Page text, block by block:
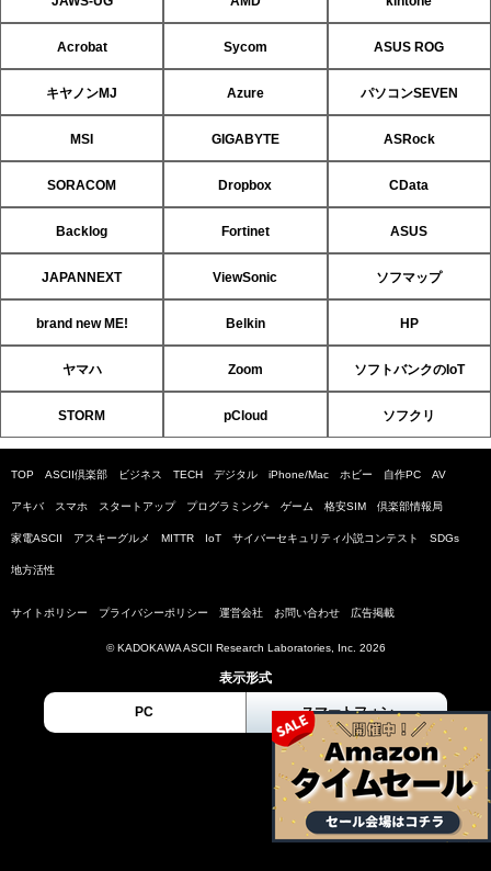
Acrobat Sycom ASUS ROG
キヤノンMJ Azure パソコンSEVEN
MSI GIGABYTE ASRock
SORACOM Dropbox CData
Backlog Fortinet ASUS
JAPANNEXT ViewSonic ソフマップ
brand new ME! Belkin HP
ヤマハ Zoom ソフトバンクのIoT
STORM pCloud ソフクリ
TOP ASCII倶楽部 ビジネス TECH デジタル iPhone/Mac ホビー 自作PC AV
アキバ スマホ スタートアップ プログラミング+ ゲーム 格安SIM 倶楽部情報局
家電ASCII アスキーグルメ MITTR IoT サイバーセキュリティ小説コンテスト SDGs
地方活性
サイトポリシー プライバシーポリシー 運営会社 お問い合わせ 広告掲載
© KADOKAWA ASCII Research Laboratories, Inc. 2026
表示形式
PC スマートフォン